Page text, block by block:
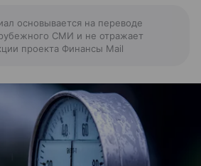
основывается на переводе
СМИ и не отражает
проекта Финансы Mail